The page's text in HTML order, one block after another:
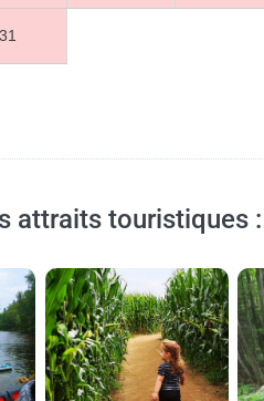
31
attraits touristiques